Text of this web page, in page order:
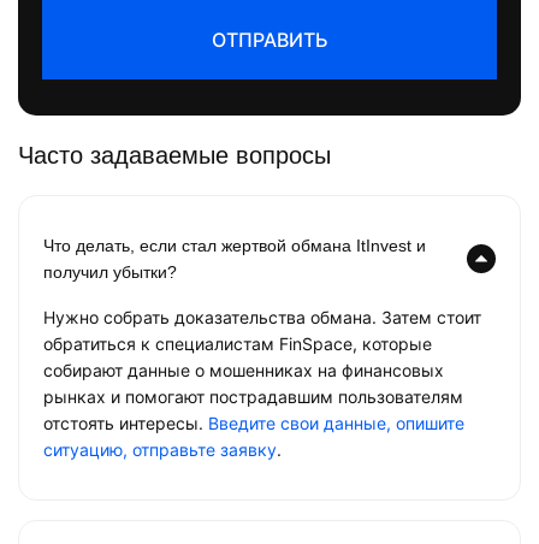
ОТПРАВИТЬ
Часто задаваемые вопросы
Что делать, если стал жертвой обмана ItInvest и
получил убытки?
Нужно собрать доказательства обмана. Затем стоит
обратиться к специалистам FinSpace, которые
собирают данные о мошенниках на финансовых
рынках и помогают пострадавшим пользователям
отстоять интересы. Введите свои данные, опишите
ситуацию, отправьте заявку.